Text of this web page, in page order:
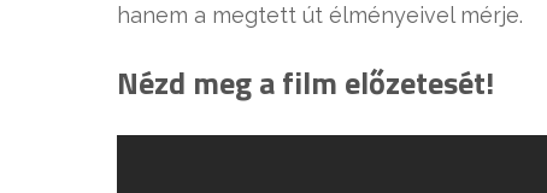
hanem a megtett út élményeivel mérje.
Nézd meg a film előzetesét!